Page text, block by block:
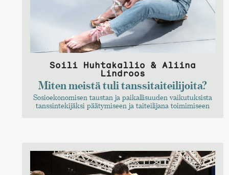
Soili Huhtakallio & Aliina
Lindroos
Miten meistä tuli tanssitaiteilijoita?
Sosioekonomisen taustan ja paikallisuuden vaikutuksista
tanssintekijäksi päätymiseen ja taiteilijana toimimiseen